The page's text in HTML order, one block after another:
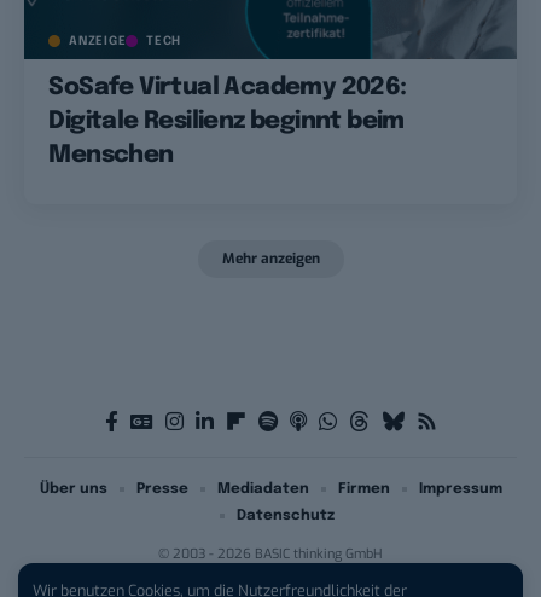
Wir benutzen Cookies, um die Nutzerfreundlichkeit der
ANZEIGE TECH
SoSafe Virtual Academy 2026:
Digitale Resilienz beginnt beim
Menschen
Mehr anzeigen
© 2003 - 2026 BASIC thinking GmbH
Über uns Presse Mediadaten Firmen
Impressum
Datenschutz